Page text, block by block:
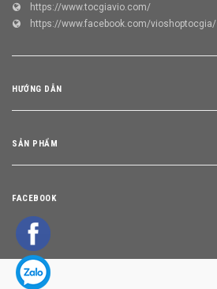
https://www.tocgiavio.com/
https://www.facebook.com/vioshoptocgia/
HƯỚNG DẪN
SẢN PHẨM
FACEBOOK